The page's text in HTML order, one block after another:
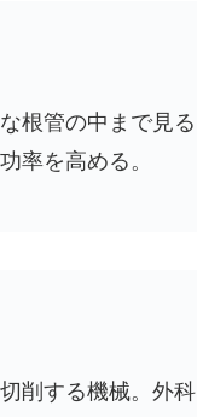
根管の中まで見る
率を高める。
削する機械。外科